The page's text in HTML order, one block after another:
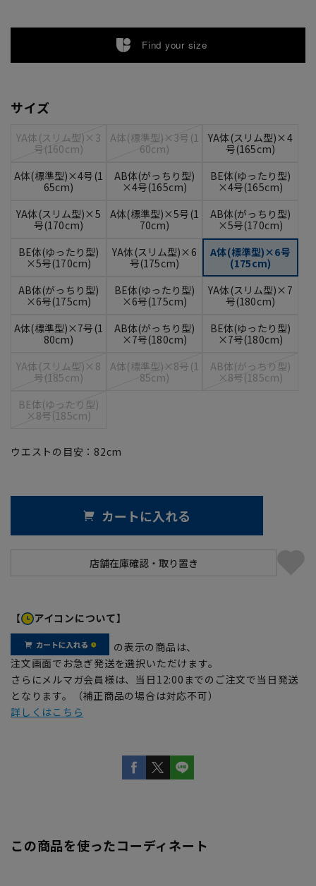
Find your size
サイズ
YA体(スリム型)×3
号(160cm)
A体(標準型)×3号(1
60cm)
YA体(スリム型)×4
号(165cm)
A体(標準型)×4号(1
65cm)
AB体(がっちり型)
×4号(165cm)
BE体(ゆったり型)
×4号(165cm)
YA体(スリム型)×5
号(170cm)
A体(標準型)×5号(1
70cm)
AB体(がっちり型)
×5号(170cm)
BE体(ゆったり型)
×5号(170cm)
YA体(スリム型)×6
号(175cm)
A体(標準型)×6号
(175cm)
AB体(がっちり型)
×6号(175cm)
BE体(ゆったり型)
×6号(175cm)
YA体(スリム型)×7
号(180cm)
A体(標準型)×7号(1
80cm)
AB体(がっちり型)
×7号(180cm)
BE体(ゆったり型)
×7号(180cm)
YA体(スリム型)×8
号(185cm)
A体(標準型)×8号(1
85cm)
AB体(がっちり型)
×8号(185cm)
BE体(ゆったり型)
×8号(185cm)
ウエストの目安： 82cm
カートに入れる
【 アイコンについて】
の表示の商品は、
注文画面でお急ぎ発送を選択いただけます。
さらにメルマガ会員様は、当日12:00までのご注文で当日発送
となります。（補正商品の場合は対応不可）
詳しくはこちら
この商品を使ったコーディネート